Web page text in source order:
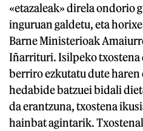
«etazaleak» direla ondorio
inguruan galdetu, eta
Barne Ministerioak
Iñarrituri. Isilpeko txostena
berriro ezkutatu dute haren
hedabide batzuei bidali
da erantzuna, txostena
hainbat agintarik.